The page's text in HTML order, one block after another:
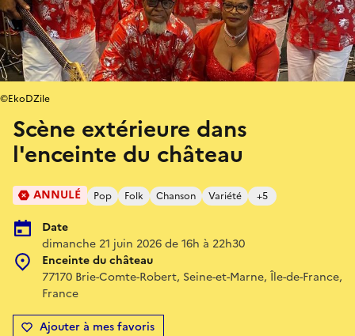
Scène extérieure dans
l'enceinte du château
ANNULÉ Pop Folk Chanson Variété +5
Date
dimanche 21 juin 2026 de 16h à 22h30
Enceinte du château
77170 Brie-Comte-Robert, Seine-et-Marne, Île-de-France,
France
Ajouter à mes favoris
©EkoDZile